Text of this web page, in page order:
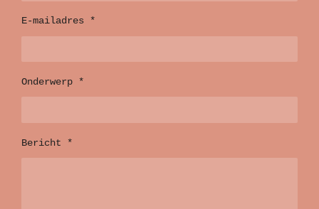
E-mailadres *
Onderwerp *
Bericht *